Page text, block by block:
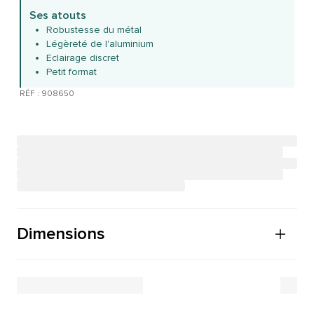
Ses atouts
Robustesse du métal
Légèreté de l'aluminium
Eclairage discret
Petit format
RÉF : 908650
Dimensions